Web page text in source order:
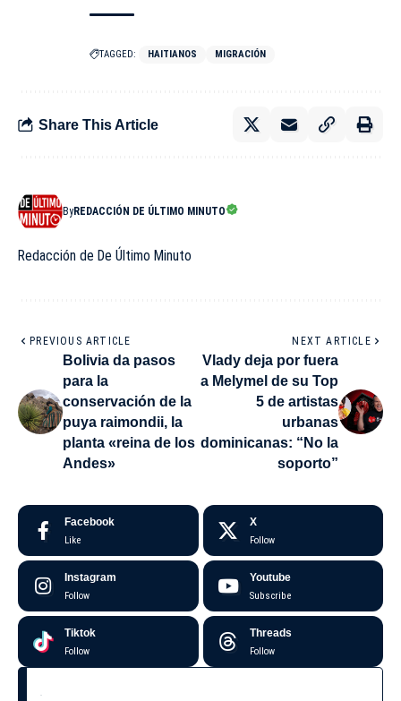
TAGGED: HAITIANOS MIGRACIÓN
Share This Article
ByREDACCIÓN DE ÚLTIMO MINUTO
Redacción de De Último Minuto
PREVIOUS ARTICLE
Bolivia da pasos
para la
conservación de la
puya raimondii, la
planta «reina de los
Andes»
NEXT ARTICLE
Vlady deja por fuera
a Melymel de su Top
5 de artistas
urbanas
dominicanas: “No la
soporto”
Facebook
Like
X
Follow
Instagram
Follow
Youtube
Subscribe
Tiktok
Follow
Threads
Follow